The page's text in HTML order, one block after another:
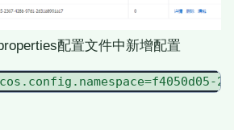
配置文件中新增配置